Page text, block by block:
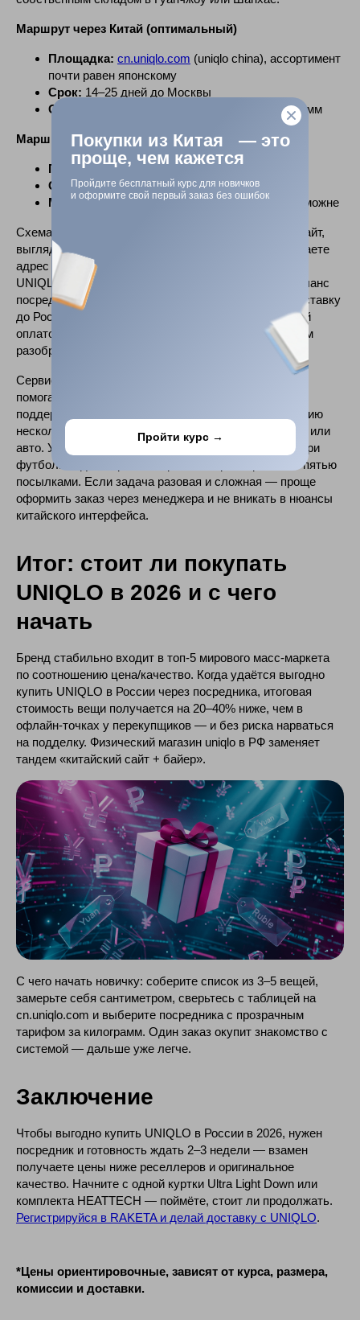
Маршрут через Китай (оптимальный)
Площадка: cn.uniqlo.com (uniqlo china), ассортимент
почти равен японскому
Срок: 14–25 дней до Москвы
Стоимость логистики:
600–1200 ₽ за килограмм
Маршрут через Европу
Площадка: uniqlo.com (Германия, Польша)
Срок:20–35 дней
Минус:вдвое дороже логистики и риски на таможне
Схема, как купить uniqlo в россии через китайский сайт,
выглядит так: регистрируетесь у посредника, получаете
адрес склада в Китае, оформляете заказ на сайте
UNIQLO China, оплачиваете через UnionPay или баланс
посредника, ждёте прихода на склад, выкупаете доставку
до России. Если впервые сталкиваетесь с китайской
оплатой — пригодится
Подробный гайд по Alipay
, там
разобран процесс пополнения и привязки карт.
Сервис
помогает заказать uniqlo в россии без VPN-танцев,
поддерживает выкуп, склад в Гуанчжоу, консолидацию
нескольких заказов в одну посылку и отправку авиа или
авто. Удобно, когда нужно получить куртка uniqlo и три
футболки одним трек-номером, а не разбираться с пятью
посылками. Если задача разовая и сложная — проще
оформить заказ через менеджера и не вникать в нюансы
китайского интерфейса.
Итог: стоит ли покупать
UNIQLO в 2026 и с чего
начать
Бренд стабильно входит в топ-5 мирового масс-маркета
по соотношению цена/качество. Когда удаётся выгодно
купить UNIQLO в России через посредника, итоговая
стоимость вещи получается на 20–40% ниже, чем в
офлайн-точках у перекупщиков — и без риска нарваться
на подделку. Физический магазин uniqlo в РФ заменяет
тандем «китайский сайт + байер».
С чего начать новичку: соберите список из 3–5 вещей,
замерьте себя сантиметром, сверьтесь с таблицей на
cn.uniqlo.com и выберите посредника с прозрачным
тарифом за килограмм. Один заказ окупит знакомство с
системой — дальше уже легче.
Заключение
Чтобы выгодно купить UNIQLO в России в 2026, нужен
посредник и готовность ждать 2–3 недели — взамен
получаете цены ниже реселлеров и оригинальное
качество. Начните с одной куртки Ultra Light Down или
комплекта HEATTECH — поймёте, стоит ли продолжать.
Регистрируйся в RAKETA и делай доставку с UNIQLO.
*Цены ориентировочные, зависят от курса, размера,
комиссии и доставки.
Поделиться
Регистрируйся и делай
доставку уже сейчас!
Узнать подробнее
Служба поддержки
График работы (по Мск)
Email:
TG:@raketacn_support_bot
Покупки из Китая — это
проще, чем кажется
Пройдите бесплатный курс для новичков
и оформите свой первый заказ без ошибок
Пройти курс →